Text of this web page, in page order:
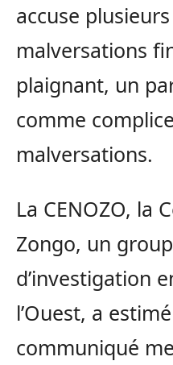
accuse
malversations
plaignant, un
comme
malversations.
La CENOZO, la
Zongo, un
d’investigation
l’Ouest, a
communiqué